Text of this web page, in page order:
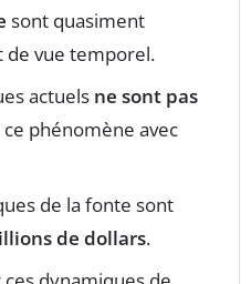
sont quasiment
de vue temporel.
actuels ne sont pas
phénomène avec
de la fonte sont
de dollars.